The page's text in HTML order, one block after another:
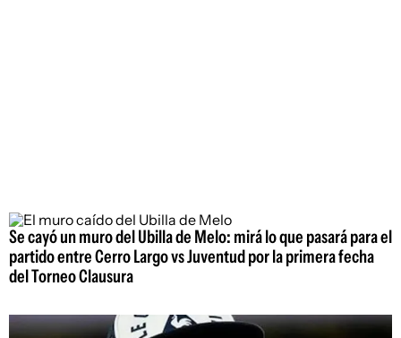
Se cayó un muro del Ubilla de Melo: mirá lo que pasará para el
partido entre Cerro Largo vs Juventud por la primera fecha
del Torneo Clausura